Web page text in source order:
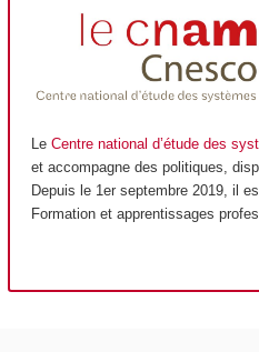
Le Centre national d’étude des
et accompagne des politiques,
Depuis le 1er septembre 2019, il
Formation et apprentissages